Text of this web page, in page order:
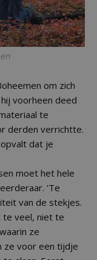
om zich
voorheen deed
te
derden verrichtte.
dat je
moet het hele
'Te
van de stekjes.
te veel, niet te
ze
ze voor een tijdje